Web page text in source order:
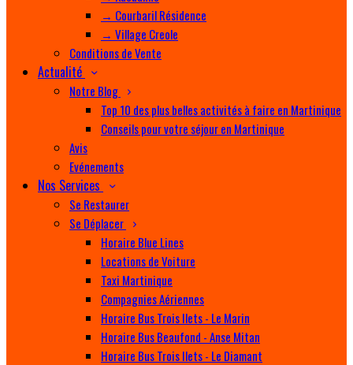
→ Courbaril Résidence
→ Village Creole
Conditions de Vente
Actualité
Notre Blog
Top 10 des plus belles activités à faire en Martinique
Conseils pour votre séjour en Martinique
Avis
Evénements
Nos Services
Se Restaurer
Se Déplacer
Horaire Blue Lines
Locations de Voiture
Taxi Martinique
Compagnies Aériennes
Horaire Bus Trois Ilets - Le Marin
Horaire Bus Beaufond - Anse Mitan
Horaire Bus Trois Ilets - Le Diamant